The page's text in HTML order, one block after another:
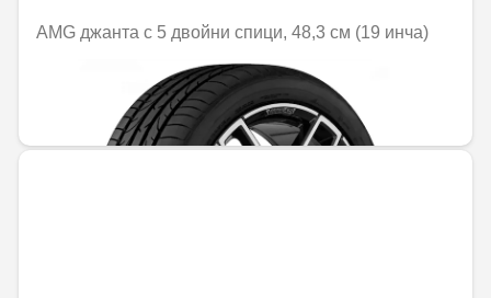
AMG джанта с 5 двойни спици, 48,3 см (19 инча)
Не е налично онлайн
1379,50 € / 2698,06 лв.